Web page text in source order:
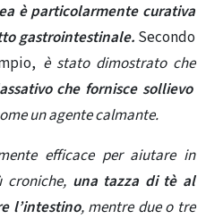
è particolarmente curativa
gastrointestinale. Secondo
è stato dimostrato che
che fornisce sollievo
un agente calmante.
efficace per aiutare in
croniche, una tazza di tè al
l’intestino, mentre due o tre